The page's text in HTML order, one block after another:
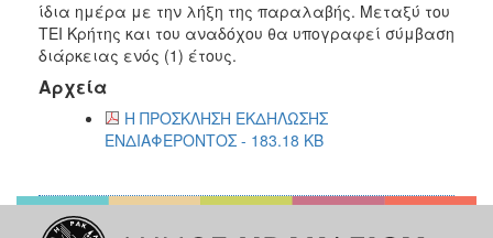
ΔΗΜΟΣ
ΑΝΘΕΚΤΙΚΗ
ίδια ημέρα με την λήξη της παραλαβής. Μεταξύ του
ΤΕΙ Κρήτης και του αναδόχου θα υπογραφεί σύμβαση
διάρκειας ενός (1) έτους.
Αρχεία
Η ΠΡΟΣΚΛΗΣΗ ΕΚΔΗΛΩΣΗΣ
ΕΝΔΙΑΦΕΡΟΝΤΟΣ - 183.18 KB